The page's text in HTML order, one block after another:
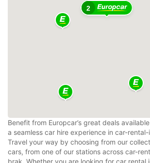
2
Benefit from Europcar’s great deals
a seamless car hire experience in car-
Travel your way by choosing from our
cars, from one of our stations across car-
brak. Whether you are looking for car rental